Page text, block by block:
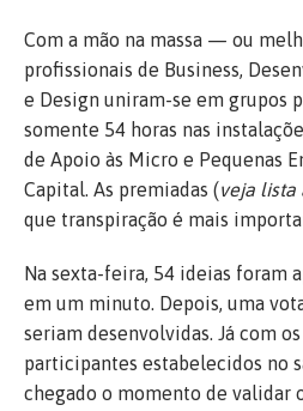
Com a mão na massa — ou
profissionais de Business,
e Design uniram-se em grupos
somente 54 horas nas
de Apoio às Micro e Pequenas
Capital. As premiadas (veja lista
que transpiração é mais
Na sexta-feira, 54 ideias foram
em um minuto. Depois, uma
seriam desenvolvidas. Já com
participantes estabelecidos no
chegado o momento de validar